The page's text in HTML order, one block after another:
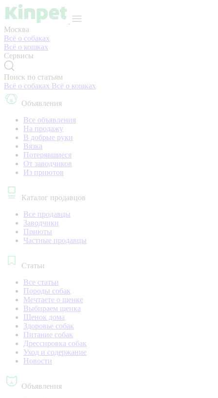
Москва
Всё о собаках
Всё о кошках
Сервисы
Поиск по статьям
Всё о собаках Всё о кошках
Объявления
Все объявления
На продажу
В добрые руки
Вязка
Потерявшиеся
От заводчиков
Из приютов
Каталог продавцов
Все продавцы
Заводчики
Приюты
Частные продавцы
Статьи
Все статьи
Породы собак
Мечтаете о щенке
Выбираем щенка
Щенок дома
Здоровье собак
Питание собак
Дрессировка собак
Уход и содержание
Новости
Объявления